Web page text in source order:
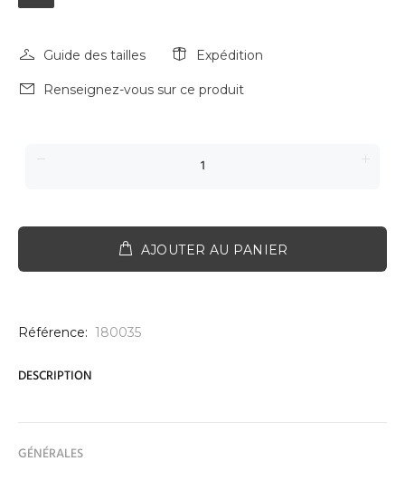
Guide des tailles Expédition
Renseignez-vous sur ce produit
AJOUTER AU PANIER
Référence: 180035
DESCRIPTION
GÉNÉRALES